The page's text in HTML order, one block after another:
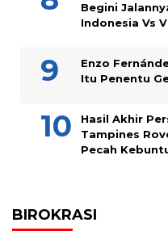
Begini
Indonesia Vs
Enzo
Itu Penentu
Hasil Akhir
Tampines
Pecah
BIROKRASI